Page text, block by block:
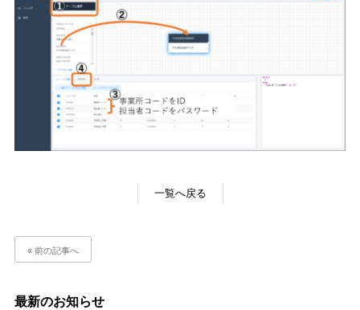
一覧へ戻る
« 前の記事へ
最新のお知らせ